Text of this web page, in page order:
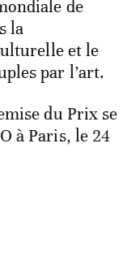
de
la
et le
par l’art.
du Prix se
à Paris, le 24